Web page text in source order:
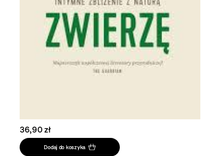
36,90 zł
Dodaj do koszyka